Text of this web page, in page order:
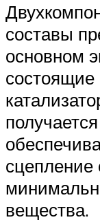
составы
основном
состоящие
сцепление
вещества.